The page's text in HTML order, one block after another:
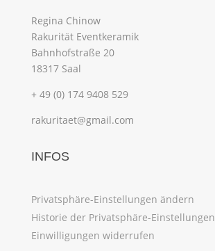
Regina Chinow
Rakurität Eventkeramik
Bahnhofstraße 20
18317 Saal
+ 49 (0) 174 9408 529
rakuritaet@gmail.com
INFOS
Privatsphäre-Einstellungen ändern
Historie der Privatsphäre-Einstellungen
Einwilligungen widerrufen